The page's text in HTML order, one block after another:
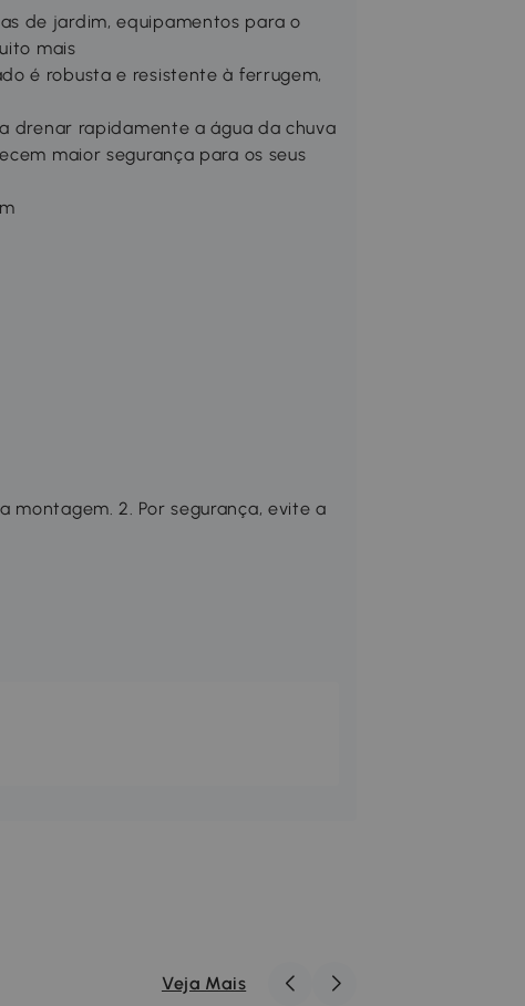
de jardim, equipamentos para o
mais
é robusta e resistente à ferrugem,
drenar rapidamente a água da chuva
maior segurança para os seus
montagem. 2. Por segurança, evite a
Veja Mais